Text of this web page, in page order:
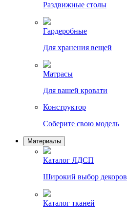
Раздвижные столы
Гардеробные
Для хранения вещей
Матрасы
Для вашей кровати
Конструктор
Соберите свою модель
Материалы
Каталог ЛДСП
Широкий выбор декоров
Каталог тканей